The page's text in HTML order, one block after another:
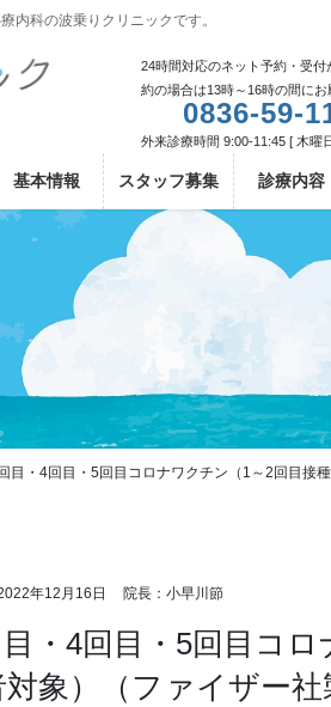
内科の波乗りクリニックです。
24時間対応のネット予約・受
約の場合は13時～16時の間に
0836-59-
外来診療時間 9:00-11:45 [ 木曜
基本情報 スタッフ募集 診療内容
目・4回目・5回目コロナワクチン（1～2回目接
年12月16日 院長：小早川節
・4回目・5回目コ
対象）（ファイザー